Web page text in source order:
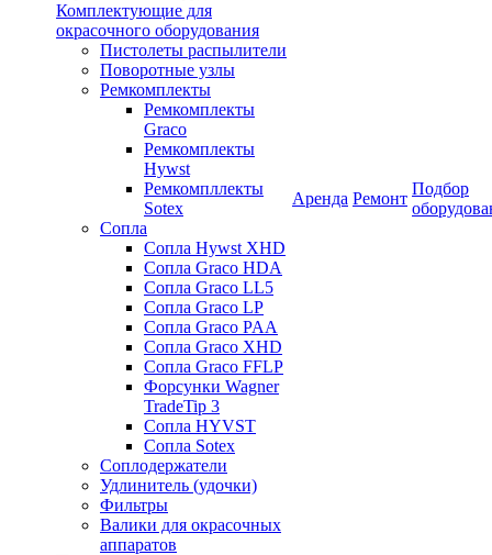
Комплектующие для
окрасочного оборудования
Пистолеты распылители
Поворотные узлы
Ремкомплекты
Ремкомплекты
Graco
Ремкомплекты
Hywst
Ремкомпллекты
Sotex
Сопла
Сопла Hywst XHD
Сопла Graco HDA
Сопла Graco LL5
Сопла Graco LP
Сопла Graco PAA
Сопла Graco XHD
Сопла Graco FFLP
Форсунки Wagner
TradeTip 3
Сопла HYVST
Сопла Sotex
Соплодержатели
Удлинитель (удочки)
Фильтры
Валики для окрасочных
аппаратов
Аренда Ремонт
Подбор